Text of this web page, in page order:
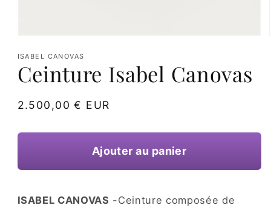
le
média
1
dans
ISABEL CANOVAS
Ceinture Isabel Canovas
Prix
2.500,00 € EUR
Ajouter au panier
ISABEL CANOVAS -Ceinture composée de